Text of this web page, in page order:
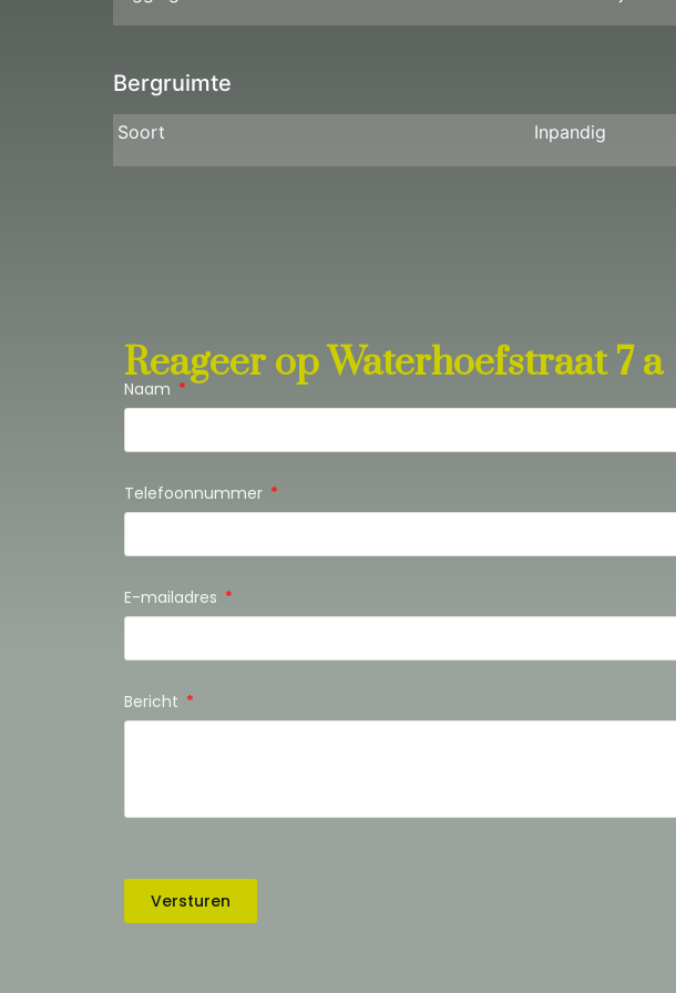
Bergruimte
Soort Inpandig
Reageer op Waterhoefstraat 7 a
Naam
Telefoonnummer
E-mailadres
Bericht
Versturen